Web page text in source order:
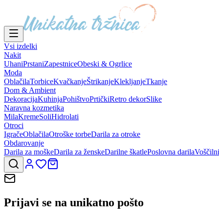
Vsi izdelki
Nakit
UhaniPrstaniZapestniceObeski & Ogrlice
Moda
OblačilaTorbiceKvačkanjeŠtrikanjeKlekljanjeTkanje
Dom & Ambient
DekoracijaKuhinjaPohištvoPrtičkiRetro dekorSlike
Naravna kozmetika
MilaKremeSoliHidrolati
Otroci
IgračeOblačilaOtroške torbeDarila za otroke
Obdarovanje
Darila za moškeDarila za ženskeDarilne škatlePoslovna darila
Prijavi se na unikatno pošto